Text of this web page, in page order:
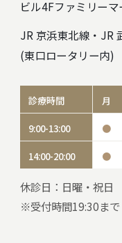
ビル4Fファミリー
JR 京浜東北線・JR
(東口ロータリー内)
診療時間 月
9:00-13:00 ●
14:00-20:00 ●
休診日：日曜・祝日
※受付時間19:30まで